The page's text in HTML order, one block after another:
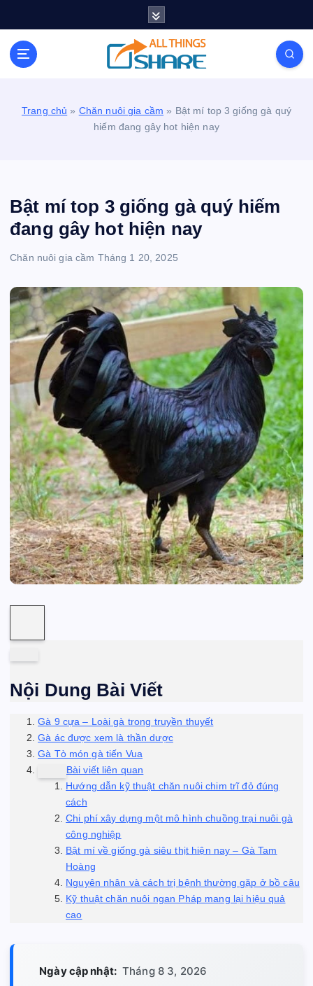
Personal Blog | Knowledge | Technology | Tips |
Pets | Life
Trang chủ » Chăn nuôi gia cầm » Bật mí top 3 giống gà quý
hiếm đang gây hot hiện nay
Bật mí top 3 giống gà quý hiếm
đang gây hot hiện nay
Chăn nuôi gia cầm Tháng 1 20, 2025
Nội Dung Bài Viết
Gà 9 cựa – Loài gà trong truyền thuyết
Gà ác được xem là thần dược
Gà Tò món gà tiến Vua
Bài viết liên quan
Hướng dẫn kỹ thuật chăn nuôi chim trĩ đỏ đúng
cách
Chi phí xây dựng một mô hình chuồng trại nuôi gà
công nghiệp
Bật mí về giống gà siêu thịt hiện nay – Gà Tam
Hoàng
Nguyên nhân và cách trị bệnh thường gặp ở bồ câu
Kỹ thuật chăn nuôi ngan Pháp mang lại hiệu quả
cao
Ngày cập nhật: Tháng 8 3, 2026